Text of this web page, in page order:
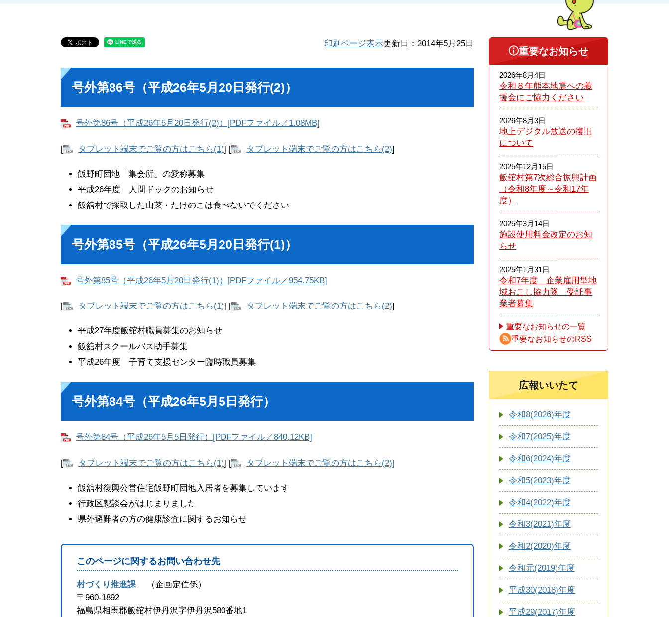
印刷ページ表示更新日：2014年5月25日
号外第86号（平成26年5月20日発行(2)）
号外第86号（平成26年5月20日発行(2)）[PDFファイル／1.08MB]
[ タブレット端末でご覧の方はこちら(1)] [ タブレット端末でご覧の方はこちら(2)]
飯野町団地「集会所」の愛称募集
平成26年度 人間ドックのお知らせ
飯舘村で採取した山菜・たけのこは食べないでください
号外第85号（平成26年5月20日発行(1)）
号外第85号（平成26年5月20日発行(1)）[PDFファイル／954.75KB]
[ タブレット端末でご覧の方はこちら(1)] [ タブレット端末でご覧の方はこちら(2)]
平成27年度飯舘村職員募集のお知らせ
飯舘村スクールバス助手募集
平成26年度 子育て支援センター臨時職員募集
号外第84号（平成26年5月5日発行）
号外第84号（平成26年5月5日発行）[PDFファイル／840.12KB]
[ タブレット端末でご覧の方はこちら(1)] [ タブレット端末でご覧の方はこちら(2)]
飯舘村復興公営住宅飯野町団地入居者を募集しています
行政区懇談会がはじまりました
県外避難者の方の健康診査に関するお知らせ
このページに関するお問い合わせ先
村づくり推進課
企画定住係
〒960-1892
福島県相馬郡飯舘村伊丹沢字伊丹沢580番地1
重要なお知らせ
2026年8月4日
令和８年熊本​地震への義
援金にご協力ください
2026年8月3日
地上デジタル放送の復旧
について
2025年12月15日
飯舘村第7次総合振興計画
（令和8年度～令和17年
度）
2025年3月14日
施設使用料金改定のお知
らせ
2025年1月31日
令和7年度 企業雇用型地
域おこし協力隊 受託事
業者募集
重要なお知らせの一覧
重要なお知らせのRSS
広報いいたて
令和8(2026)年度
令和7(2025)年度
令和6(2024)年度
令和5(2023)年度
令和4(2022)年度
令和3(2021)年度
令和2(2020)年度
令和元(2019)年度
平成30(2018)年度
平成29(2017)年度